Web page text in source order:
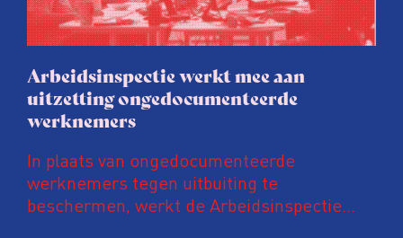
Arbeidsinspectie werkt mee aan
uitzetting ongedocumenteerde
werknemers
In plaats van ongedocumenteerde
werknemers tegen uitbuiting te
beschermen, werkt de Arbeidsinspectie